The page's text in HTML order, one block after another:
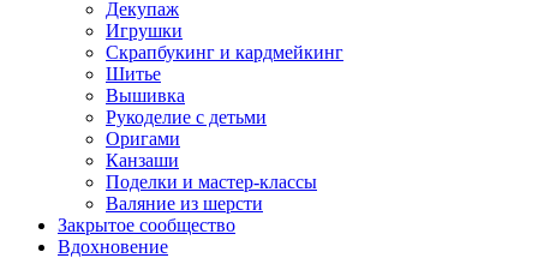
Декупаж
Игрушки
Скрапбукинг и кардмейкинг
Шитье
Вышивка
Рукоделие с детьми
Оригами
Канзаши
Поделки и мастер-классы
Валяние из шерсти
Закрытое сообщество
Вдохновение